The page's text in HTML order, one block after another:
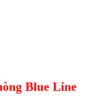
Blue Line